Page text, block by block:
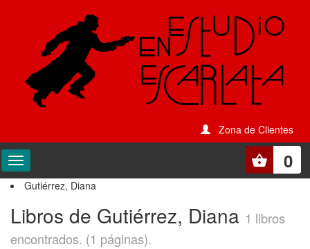
Zona de Clientes
0
Gutiérrez, Diana
Libros de Gutiérrez, Diana 1 libros
encontrados. (1 páginas).